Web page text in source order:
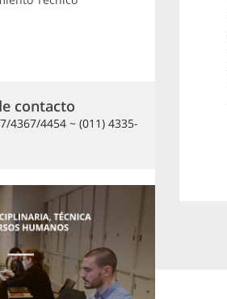
contacto
4367/4454 ~ (011) 4335-